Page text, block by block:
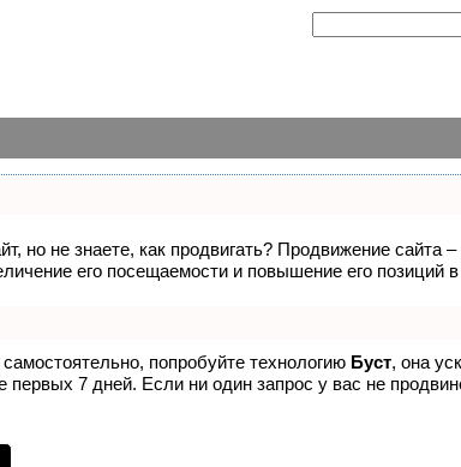
но не знаете, как продвигать? Продвижение сайта
его посещаемости и повышение его позиций
попробуйте технологию Буст, она
7 дней. Если ни один запрос у вас не